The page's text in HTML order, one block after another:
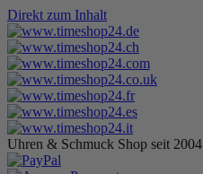
Direkt zum Inhalt
Uhren & Schmuck Shop seit 2004